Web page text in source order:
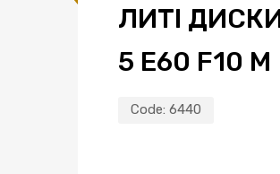
ЛИТІ ДИСКИ
5 E60 F10 M
Code: 6440